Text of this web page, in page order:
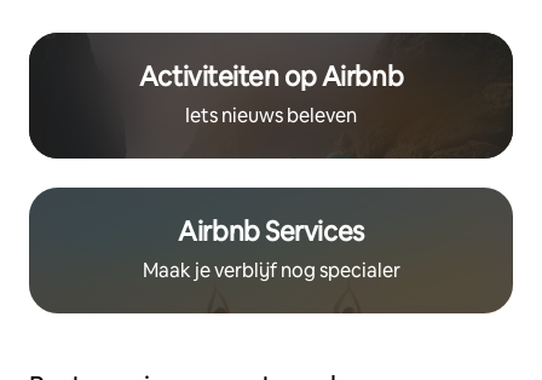
Activiteiten op Airbnb
Iets nieuws beleven
Airbnb Services
Maak je verblijf nog specialer